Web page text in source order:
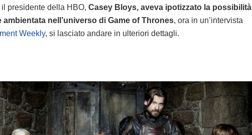
presidente della HBO, Casey Bloys, aveva ipotizzato la possibilità
nell’universo di Game of Thrones, ora in un’intervista
Weekly, si lasciato andare in ulteriori dettagli.